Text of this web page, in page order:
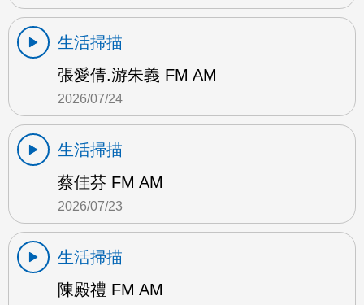
生活掃描
張愛倩.游朱義 FM AM
2026/07/24
生活掃描
蔡佳芬 FM AM
2026/07/23
生活掃描
陳殿禮 FM AM